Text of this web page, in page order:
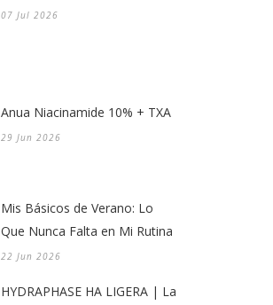
07 Jul 2026
Anua Niacinamide 10% + TXA
29 Jun 2026
Mis Básicos de Verano: Lo
Que Nunca Falta en Mi Rutina
22 Jun 2026
HYDRAPHASE HA LIGERA | La